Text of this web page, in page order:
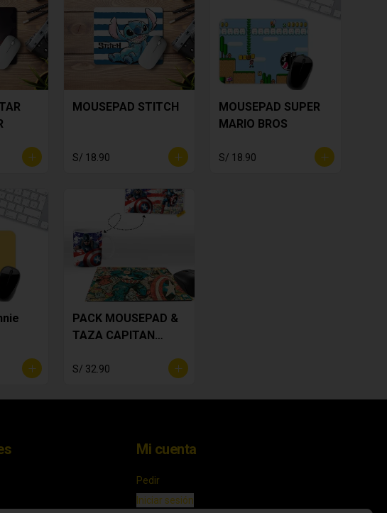
MOUSEPAD STITCH
S/ 18.90
MOUSEPAD SUPER
MARIO BROS
S/ 18.90
PACK MOUSEPAD &
TAZA CAPITAN
S/ 32.90
Mi cuenta
Pedir
Iniciar sesión